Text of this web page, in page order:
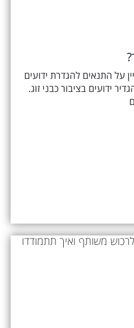
על התנאים להגדרת ידועים
ידועים בציבור כבני זוג.